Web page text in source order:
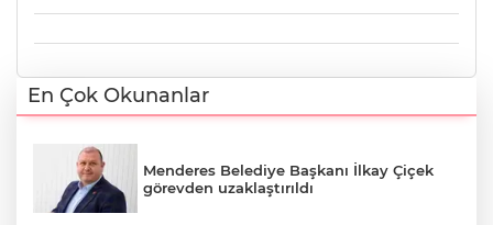
En Çok Okunanlar
Menderes Belediye Başkanı İlkay Çiçek
görevden uzaklaştırıldı